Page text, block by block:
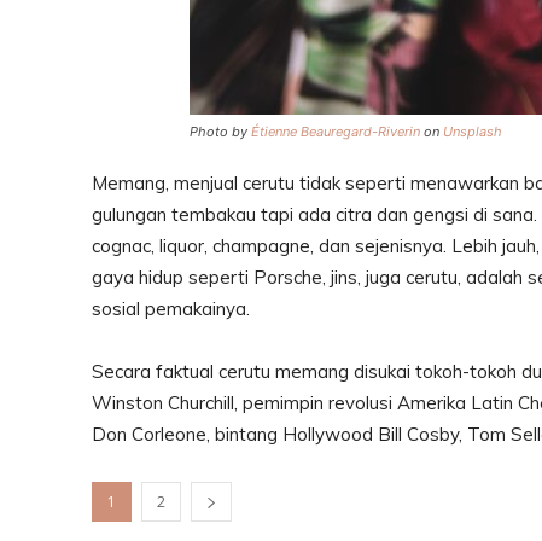
Photo by Étienne Beauregard-Riverinon Unsplash
Memang, menjual cerutu tidak seperti menawarkan
gulungan tembakau tapi ada citra dan gengsi di
cognac, liquor, champagne, dan sejenisnya. Lebih
gaya hidup seperti Porsche, jins, juga cerutu,
sosial pemakainya.
Secara faktual cerutu memang disukai tokoh-tokoh
Winston Churchill, pemimpin revolusi Amerika Latin
Don Corleone, bintang Hollywood Bill Cosby, Tom
1 2